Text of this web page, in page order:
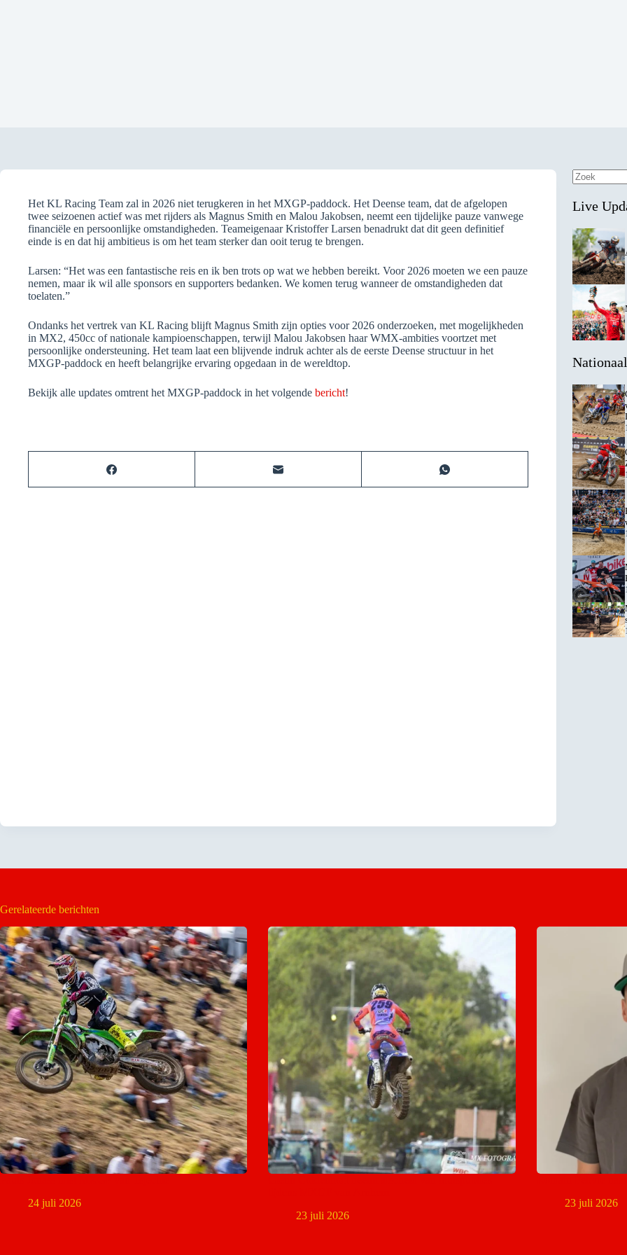
Het KL Racing Team zal in 2026 niet terugkeren in het MXGP-paddock. Het Deense team, dat de afgelopen
twee seizoenen actief was met rijders als Magnus Smith en Malou Jakobsen, neemt een tijdelijke pauze vanwege
financiële en persoonlijke omstandigheden. Teameigenaar Kristoffer Larsen benadrukt dat dit geen definitief
einde is en dat hij ambitieus is om het team sterker dan ooit terug te brengen.
Larsen: “Het was een fantastische reis en ik ben trots op wat we hebben bereikt. Voor 2026 moeten we een pauze
nemen, maar ik wil alle sponsors en supporters bedanken. We komen terug wanneer de omstandigheden dat
toelaten.”
Ondanks het vertrek van KL Racing blijft Magnus Smith zijn opties voor 2026 onderzoeken, met mogelijkheden
in MX2, 450cc of nationale kampioenschappen, terwijl Malou Jakobsen haar WMX-ambities voortzet met
persoonlijke ondersteuning. Het team laat een blijvende indruk achter als de eerste Deense structuur in het
MXGP-paddock en heeft belangrijke ervaring opgedaan in de wereldtop.
Bekijk alle updates omtrent het MXGP-paddock in het volgende bericht!
resultaten
Live
Gerelateerde berichten
24 juli 2026
23 juli 2026
23 juli 2026